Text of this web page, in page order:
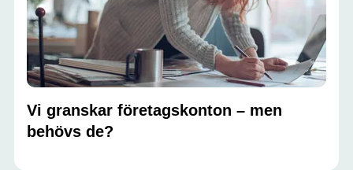
Vi granskar företagskonton – men
behövs de?